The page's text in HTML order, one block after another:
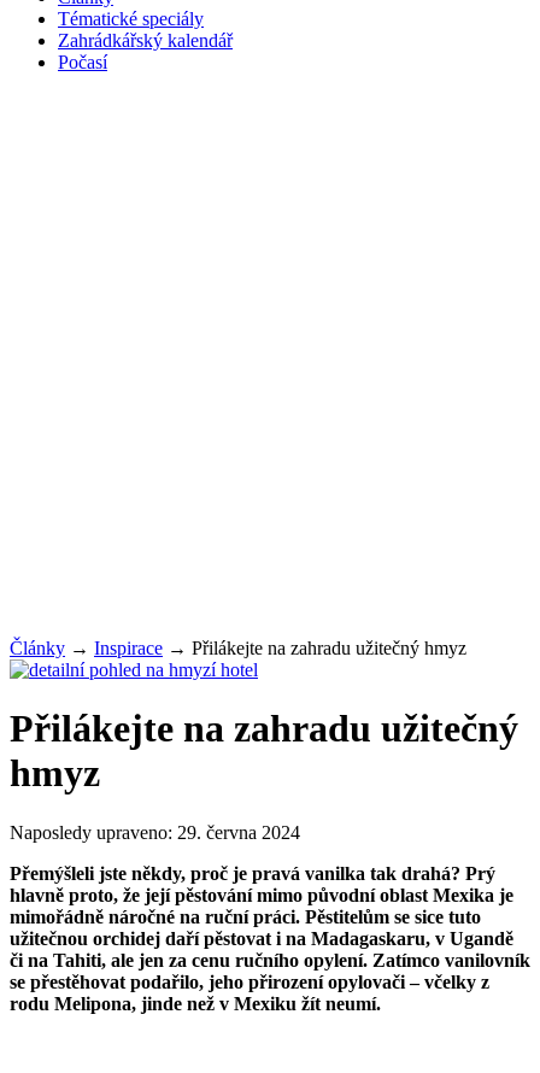
Tématické speciály
Zahrádkářský kalendář
Počasí
Články → Inspirace → Přilákejte na zahradu užitečný hmyz
Přilákejte na zahradu užitečný
hmyz
Naposledy upraveno: 29. června 2024
Přemýšleli jste někdy, proč je pravá vanilka tak drahá? Prý
hlavně proto, že její pěstování mimo původní oblast Mexika je
mimořádně náročné na ruční práci. Pěstitelům se sice tuto
užitečnou orchidej daří pěstovat i na Madagaskaru, v Ugandě
či na Tahiti, ale jen za cenu ručního opylení. Zatímco vanilovník
se přestěhovat podařilo, jeho přirození opylovači – včelky z
rodu Melipona, jinde než v Mexiku žít neumí.